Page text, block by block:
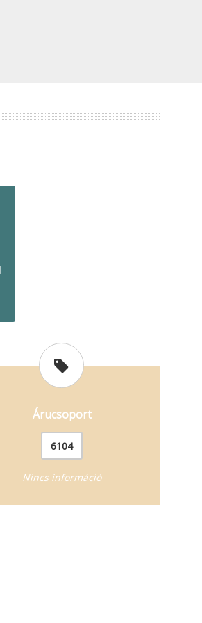
Árucsoport
6104
Nincs információ